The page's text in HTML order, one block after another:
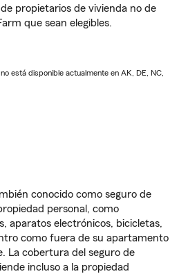
propietarios de vivienda no de
que sean elegibles.
está disponible actualmente en AK, DE, NC,
conocido como seguro de
personal, como
aparatos electrónicos, bicicletas,
como fuera de su apartamento
La cobertura del seguro de
incluso a la propiedad